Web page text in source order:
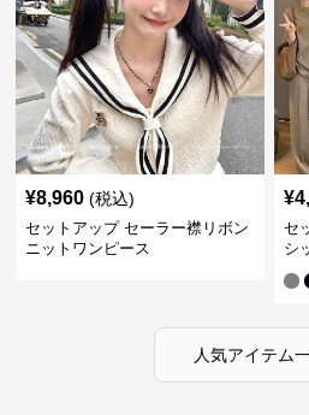
¥8,960 (税込)
セットアップ セーラー襟リボン
ニットワンピース
¥
セ
シ
人気アイテム